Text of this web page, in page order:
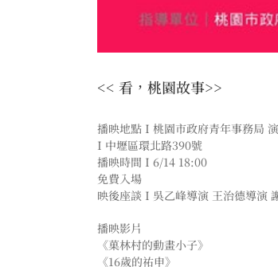
<< 看，桃園故事>>
播映地點 I 桃園市政府青年事務局
I 中壢區環北路390號
播映時間 I 6/14 18:00
免費入場
映後座談 I 吳乙峰導演 王治德導演
播映影片
《菓林村的動畫小子》
《16歲的祐申》